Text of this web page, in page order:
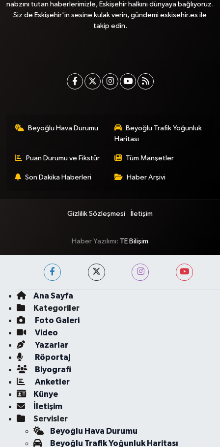
nabzını tutan haberlerimizle, Eskişehir halkını dünyaya bağlıyoruz.
Siz de Eskişehir'in sesine kulak verin, gündemi eskisehir.es ile
takip edin.
Beyoğlu Hava Durumu
Beyoğlu Trafik Yoğunluk
Haritası
Puan Durumu ve Fikstür Tüm Manşetler
Son Dakika Haberleri Haber Arşivi
Gizlilik Sözleşmesi İletişim
Haber Yazılımı: TE Bilişim
Ana Sayfa
Kategoriler
Foto Galeri
Video
Yazarlar
Röportaj
Biyografi
Anketler
Künye
İletişim
Servisler
Beyoğlu Hava Durumu
Beyoğlu Trafik Yoğunluk Haritası